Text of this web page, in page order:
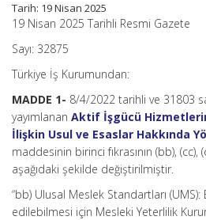
Tarih: 19 Nisan 2025
19 Nisan 2025 Tarihli Resmi Gazete
Sayı: 32875
Türkiye İş Kurumundan:
MADDE 1- 8/4/2022 tarihli ve 31803
yayımlanan Aktif İşgücü
İlişkin Usul ve Esaslar Hakkında
maddesinin birinci fıkrasının (bb), (cc),
aşağıdaki şekilde değiştirilmiştir.
“bb) Ulusal Meslek Standartları
edilebilmesi için Mesleki Yeterlilik